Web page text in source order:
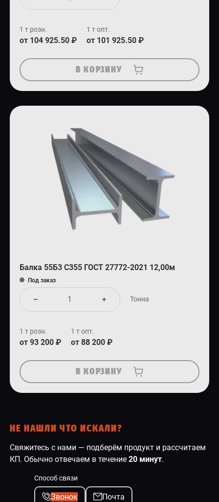
1 т розн.
от 104 925.50 ₽
1 т опт.
от 101 925.50 ₽
В КОРЗИНУ
Балка 55Б3 С355 ГОСТ 27772-2021 12,00м
Под заказ
Тонна
1 т розн.
от 93 200 ₽
1 т опт.
от 88 200 ₽
В КОРЗИНУ
НЕ НАШЛИ ЧТО ИСКАЛИ?
Свяжитесь с нами — подберём продукт и рассчитаем
КП. Обычно отвечаем в течение 20 минут.
Способ связи
Звонок Почта